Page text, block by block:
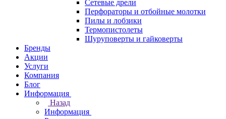
Сетевые дрели
Перфораторы и отбойные молотки
Пилы и лобзики
Термопистолеты
Шуруповерты и гайковерты
Бренды
Акции
Услуги
Компания
Блог
Информация
Назад
Информация